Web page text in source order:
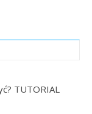
TUTORIAL